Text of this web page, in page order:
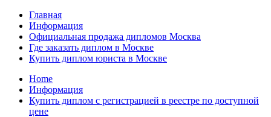
Главная
Информация
Официальная продажа дипломов Москва
Где заказать диплом в Москве
Купить диплом юриста в Москве
Home
Информация
Купить диплом с регистрацией в реестре по доступной
цене